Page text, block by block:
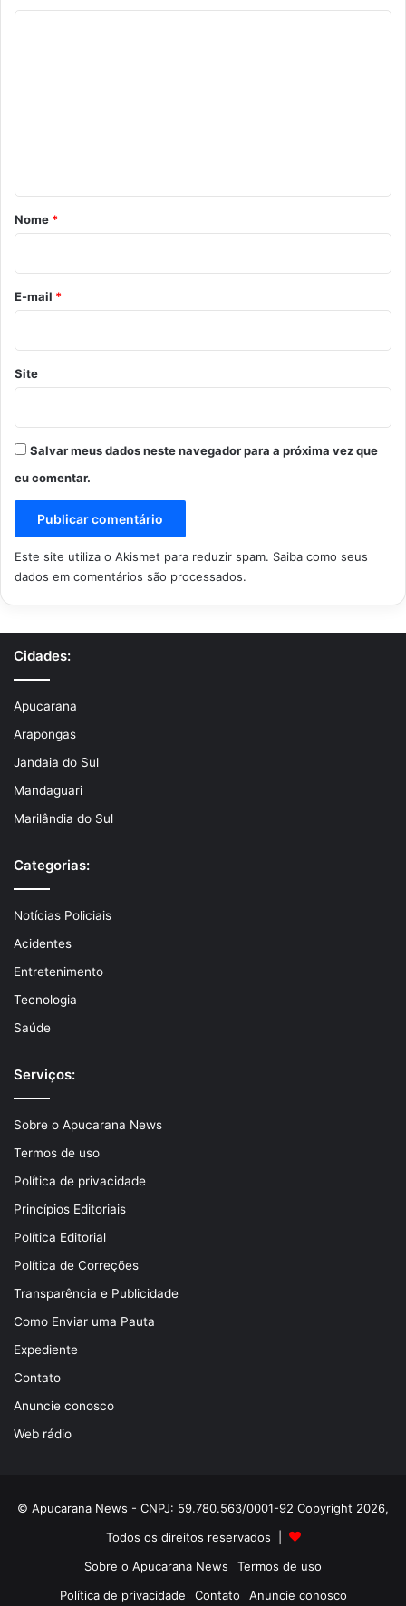
r
o
*
Nome *
E-mail *
Site
Salvar meus dados neste navegador para a próxima vez que
eu comentar.
Este site utiliza o Akismet para reduzir spam. Saiba como seus
dados em comentários são processados.
Cidades:
Apucarana
Arapongas
Jandaia do Sul
Mandaguari
Marilândia do Sul
Categorias:
Notícias Policiais
Acidentes
Entretenimento
Tecnologia
Saúde
Serviços:
Sobre o Apucarana News
Termos de uso
Política de privacidade
Princípios Editoriais
Política Editorial
Política de Correções
Transparência e Publicidade
Como Enviar uma Pauta
Expediente
Contato
Anuncie conosco
Web rádio
© Apucarana News - CNPJ: 59.780.563/0001-92 Copyright 2026,
Todos os direitos reservados |
Sobre o Apucarana News
Termos de uso
Política de privacidade
Contato Anuncie conosco